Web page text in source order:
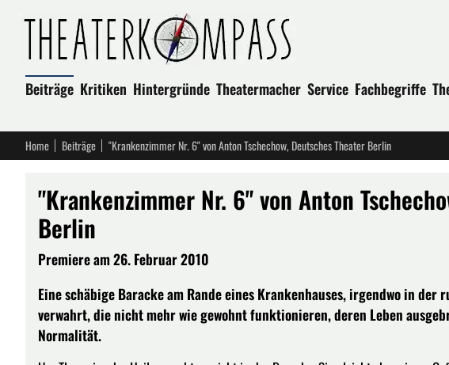
Beiträge Kritiken Hintergründe Theatermacher Service Fachbegriffe
Home Beiträge "Krankenzimmer Nr. 6" von Anton Tschechow, Deutsches Theater Berlin
"Krankenzimmer Nr. 6" von Anton
Berlin
Premiere am 26. Februar 2010
Eine schäbige Baracke am Rande eines Krankenhauses, irgendwo in
verwahrt, die nicht mehr wie gewohnt funktionieren, deren Leben
Normalität.